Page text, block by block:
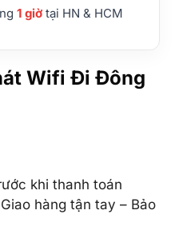
1 giờtại HN & HCM
Wifi Đi Đông
khi thanh toán
hàng tận tay – Bảo